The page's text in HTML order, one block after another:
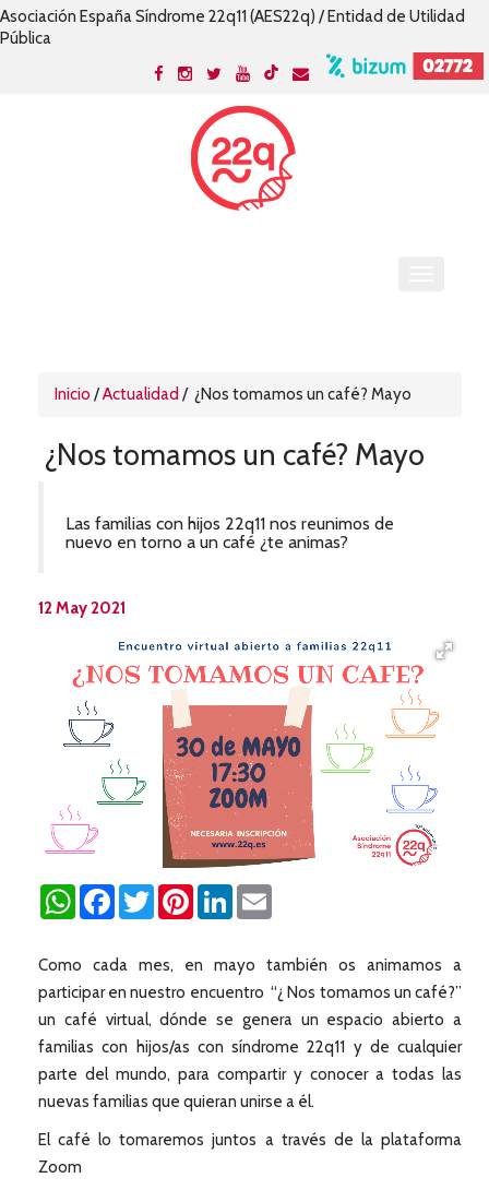
Asociación España Síndrome 22q11 (AES22q) / Entidad de Utilidad
Pública
Inicio /Actualidad / ¿Nos tomamos un café? Mayo
¿Nos tomamos un café? Mayo
Las familias con hijos 22q11 nos reunimos de
nuevo en torno a un café ¿te animas?
12 May 2021
WhatsAppFacebookTwitterPinterestLinkedIn
Como cada mes, en mayo también os animamos a
participar en nuestro encuentro “¿ Nos tomamos un café?”
un café virtual, dónde se genera un espacio abierto a
familias con hijos/as con síndrome 22q11 y de cualquier
parte del mundo, para compartir y conocer a todas las
nuevas familias que quieran unirse a él.
El café lo tomaremos juntos a través de la plataforma
Zoom